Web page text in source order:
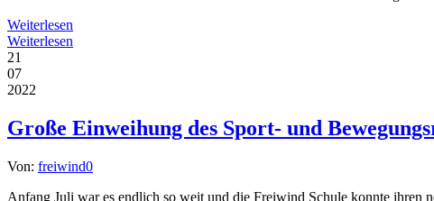
Weiterlesen
Weiterlesen
21
07
2022
Große Einweihung des Sport- und
Von: freiwind0
Anfang Juli war es endlich so weit und die Freiwind Schule konnte ihren